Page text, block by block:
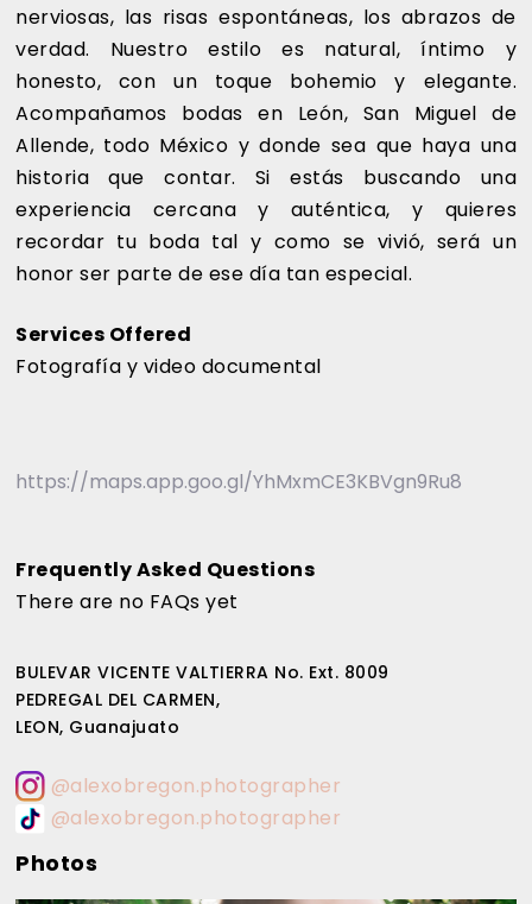
nerviosas, las risas espontáneas, los abrazos de
verdad. Nuestro estilo es natural, íntimo y
honesto, con un toque bohemio y elegante.
Acompañamos bodas en León, San Miguel de
Allende, todo México y donde sea que haya una
historia que contar. Si estás buscando una
experiencia cercana y auténtica, y quieres
recordar tu boda tal y como se vivió, será un
honor ser parte de ese día tan especial.
Services Offered
Fotografía y video documental
https://maps.app.goo.gl/YhMxmCE3KBVgn9Ru8
Frequently Asked Questions
There are no FAQs yet
BULEVAR VICENTE VALTIERRA No. Ext. 8009
PEDREGAL DEL CARMEN,
LEON, Guanajuato
@alexobregon.photographer
@alexobregon.photographer
Photos